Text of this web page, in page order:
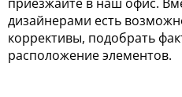
дизайнерами есть
коррективы, подобрать
расположение элементов.